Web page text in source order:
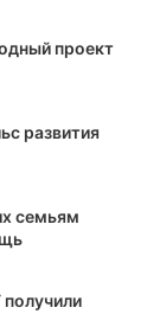
проект
развития
семьям